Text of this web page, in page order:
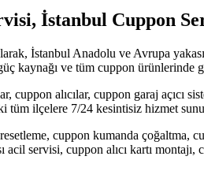
İstanbul Cuppon
İstanbul Anadolu ve Avrupa
kaynağı ve tüm cuppon ürünlerinde
cuppon alıcılar, cuppon garaj açıcı
tüm ilçelere 7/24 kesintisiz hizmet
resetleme, cuppon kumanda çoğaltma,
acil servisi, cuppon alıcı kartı